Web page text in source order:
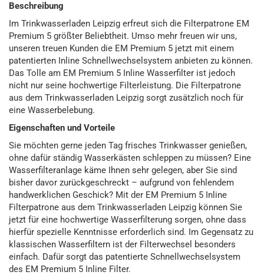
Beschreibung
Im Trinkwasserladen Leipzig erfreut sich die Filterpatrone EM
Premium 5 größter Beliebtheit. Umso mehr freuen wir uns,
unseren treuen Kunden die EM Premium 5 jetzt mit einem
patentierten Inline Schnellwechselsystem anbieten zu können.
Das Tolle am EM Premium 5 Inline Wasserfilter ist jedoch
nicht nur seine hochwertige Filterleistung. Die Filterpatrone
aus dem Trinkwasserladen Leipzig sorgt zusätzlich noch für
eine Wasserbelebung.
Eigenschaften und Vorteile
Sie möchten gerne jeden Tag frisches Trinkwasser genießen,
ohne dafür ständig Wasserkästen schleppen zu müssen? Eine
Wasserfilteranlage käme Ihnen sehr gelegen, aber Sie sind
bisher davor zurückgeschreckt – aufgrund von fehlendem
handwerklichen Geschick? Mit der EM Premium 5 Inline
Filterpatrone aus dem Trinkwasserladen Leipzig können Sie
jetzt für eine hochwertige Wasserfilterung sorgen, ohne dass
hierfür spezielle Kenntnisse erforderlich sind. Im Gegensatz zu
klassischen Wasserfiltern ist der Filterwechsel besonders
einfach. Dafür sorgt das patentierte Schnellwechselsystem
des EM Premium 5 Inline Filter.